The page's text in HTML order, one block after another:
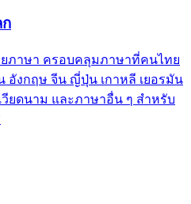
ภาษา ครอบคลุมภาษาที่คนไทย
อังกฤษ จีน ญี่ปุ่น เกาหลี เยอรมัน
วียดนาม และภาษาอื่น ๆ สำหรับ